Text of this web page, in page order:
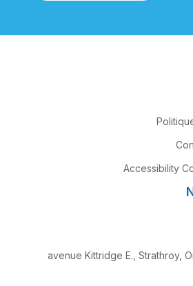
Accessibility
77 avenue Kittridge E., Strathroy,